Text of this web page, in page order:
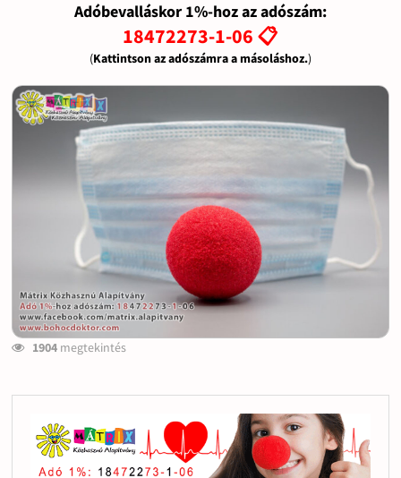
Adóbevalláskor 1%-hoz az adószám:
18472273-1-06 📋
(Kattintson az adószámra a másoláshoz.)
1904megtekintés